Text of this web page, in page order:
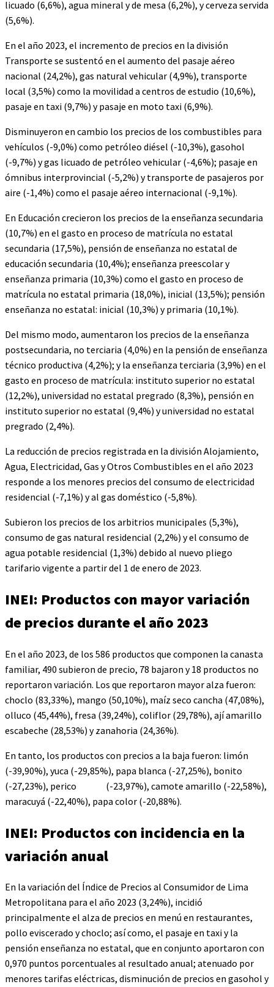
licuado (6,6%), agua mineral y de mesa (6,2%), y cerveza servida
(5,6%).
En el año 2023, el incremento de precios en la división
Transporte se sustentó en el aumento del pasaje aéreo
nacional (24,2%), gas natural vehicular (4,9%), transporte
local (3,5%) como la movilidad a centros de estudio (10,6%),
pasaje en taxi (9,7%) y pasaje en moto taxi (6,9%).
Disminuyeron en cambio los precios de los combustibles para
vehículos (-9,0%) como petróleo diésel (-10,3%), gasohol
(-9,7%) y gas licuado de petróleo vehicular (-4,6%); pasaje en
ómnibus interprovincial (-5,2%) y transporte de pasajeros por
aire (-1,4%) como el pasaje aéreo internacional (-9,1%).
En Educación crecieron los precios de la enseñanza secundaria
(10,7%) en el gasto en proceso de matrícula no estatal
secundaria (17,5%), pensión de enseñanza no estatal de
educación secundaria (10,4%); enseñanza preescolar y
enseñanza primaria (10,3%) como el gasto en proceso de
matrícula no estatal primaria (18,0%), inicial (13,5%); pensión
enseñanza no estatal: inicial (10,3%) y primaria (10,1%).
Del mismo modo, aumentaron los precios de la enseñanza
postsecundaria, no terciaria (4,0%) en la pensión de enseñanza
técnico productiva (4,2%); y la enseñanza terciaria (3,9%) en el
gasto en proceso de matrícula: instituto superior no estatal
(12,2%), universidad no estatal pregrado (8,3%), pensión en
instituto superior no estatal (9,4%) y universidad no estatal
pregrado (2,4%).
La reducción de precios registrada en la división Alojamiento,
Agua, Electricidad, Gas y Otros Combustibles en el año 2023
responde a los menores precios del consumo de electricidad
residencial (-7,1%) y al gas doméstico (-5,8%).
Subieron los precios de los arbitrios municipales (5,3%),
consumo de gas natural residencial (2,2%) y el consumo de
agua potable residencial (1,3%) debido al nuevo pliego
tarifario vigente a partir del 1 de enero de 2023.
INEI: Productos con mayor variación
de precios durante el año 2023
En el año 2023, de los 586 productos que componen la canasta
familiar, 490 subieron de precio, 78 bajaron y 18 productos no
reportaron variación. Los que reportaron mayor alza fueron:
choclo (83,33%), mango (50,10%), maíz seco cancha (47,08%),
olluco (45,44%), fresa (39,24%), coliflor (29,78%), ají amarillo
escabeche (28,53%) y zanahoria (24,36%).
En tanto, los productos con precios a la baja fueron: limón
(-39,90%), yuca (-29,85%), papa blanca (-27,25%), bonito
(-27,23%), perico (-23,97%), camote amarillo (-22,58%),
maracuyá (-22,40%), papa color (-20,88%).
INEI: Productos con incidencia en la
variación anual
En la variación del Índice de Precios al Consumidor de Lima
Metropolitana para el año 2023 (3,24%), incidió
principalmente el alza de precios en menú en restaurantes,
pollo eviscerado y choclo; así como, el pasaje en taxi y la
pensión enseñanza no estatal, que en conjunto aportaron con
0,970 puntos porcentuales al resultado anual; atenuado por
menores tarifas eléctricas, disminución de precios en gasohol y